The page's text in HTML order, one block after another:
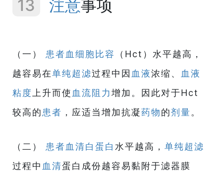
13 注意事项
（一） 患者血细胞比容
（Hct）水平越高，
越容易在单纯超滤过程中因 血液浓缩、 血液
粘度 上升而使 血流阻力增加。因此对于Hct
较高的患者 ，应适当增加抗凝药物的剂量。
（二） 患者血清白蛋白 水平越高， 单纯超滤
过程中 血清蛋白成份越容易黏附于滤器膜